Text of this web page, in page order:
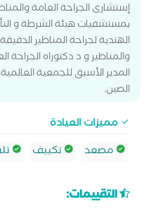
إستشارى الجراحة العامة
بمستشفيات هيئة الشرطة و
الهندية لجراحة المناظير
والمناظير و د دكتوراه
المدير الأسبق للجمعية
الصين.
مميزات العيادة
مصعد
تكييف
التقييمات: